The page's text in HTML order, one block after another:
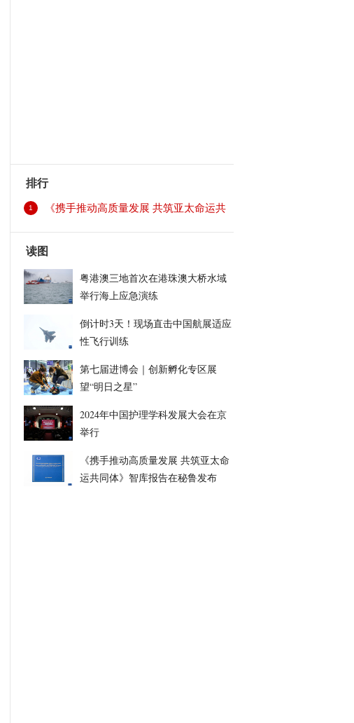
排行
1 《携手推动高质量发展 共筑亚太命运共
读图
粤港澳三地首次在港珠澳大桥水域
举行海上应急演练
倒计时3天！现场直击中国航展适应
性飞行训练
第七届进博会｜创新孵化专区展
望“明日之星”
2024年中国护理学科发展大会在京
举行
《携手推动高质量发展 共筑亚太命
运共同体》智库报告在秘鲁发布